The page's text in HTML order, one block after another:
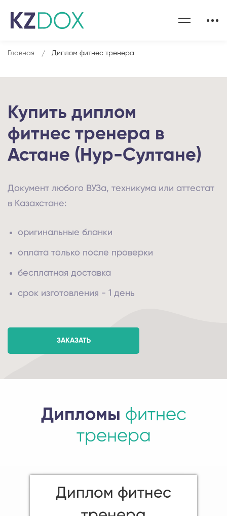
Главная Диплом фитнес тренера
Купить диплом
фитнес тренера в
Астане (Нур-Султане)
Документ любого ВУЗа, техникума или аттестат
в Казахстане:
оригинальные бланки
оплата только после проверки
бесплатная доставка
срок изготовления - 1 день
ЗАКАЗАТЬ
Дипломы фитнес
тренера
Диплом фитнес